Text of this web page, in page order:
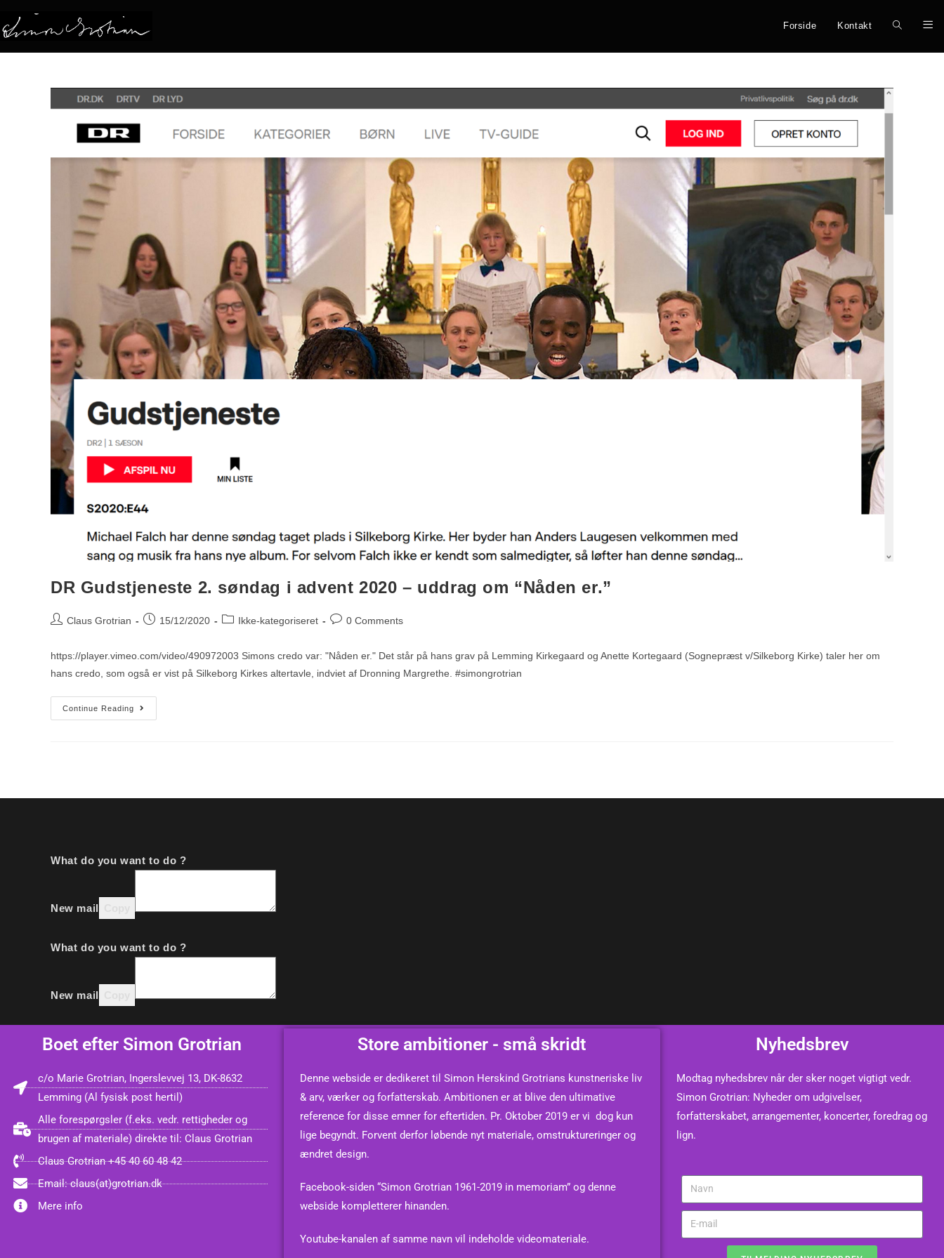
Forside Kontakt
DR Gudstjeneste 2. søndag i advent 2020 – uddrag om “Nåden er.”
Claus Grotrian 15/12/2020 Ikke-kategoriseret 0 Comments
https://player.vimeo.com/video/490972003 Simons credo var: "Nåden er." Det står på hans grav på Lemming Kirkegaard og Anette Kortegaard (Sognepræst v/Silkeborg Kirke) taler her om
hans credo, som også er vist på Silkeborg Kirkes altertavle, indviet af Dronning Margrethe. #simongrotrian
Continue Reading
What do you want to do ?
New mail
What do you want to do ?
New mail
Boet efter Simon Grotrian
c/o Marie Grotrian, Ingerslevvej 13, DK-8632
Lemming (Al fysisk post hertil)
Alle forespørgsler (f.eks. vedr. rettigheder og
brugen af materiale) direkte til: Claus Grotrian
Claus Grotrian +45 40 60 48 42
Email: claus(at)grotrian.dk
Mere info
Store ambitioner - små skridt
Denne webside er dedikeret til Simon Herskind Grotrians kunstneriske liv
& arv, værker og forfatterskab. Ambitionen er at blive den ultimative
reference for disse emner for eftertiden. Pr. Oktober 2019 er vi dog kun
lige begyndt. Forvent derfor løbende nyt materiale, omstruktureringer og
ændret design.
Facebook-siden “Simon Grotrian 1961-2019 in memoriam” og denne
webside kompletterer hinanden.
Youtube-kanalen af samme navn vil indeholde videomateriale.
Nyhedsbrev
Modtag nyhedsbrev når der sker noget vigtigt vedr.
Simon Grotrian: Nyheder om udgivelser,
forfatterskabet, arrangementer, koncerter, foredrag og
lign.